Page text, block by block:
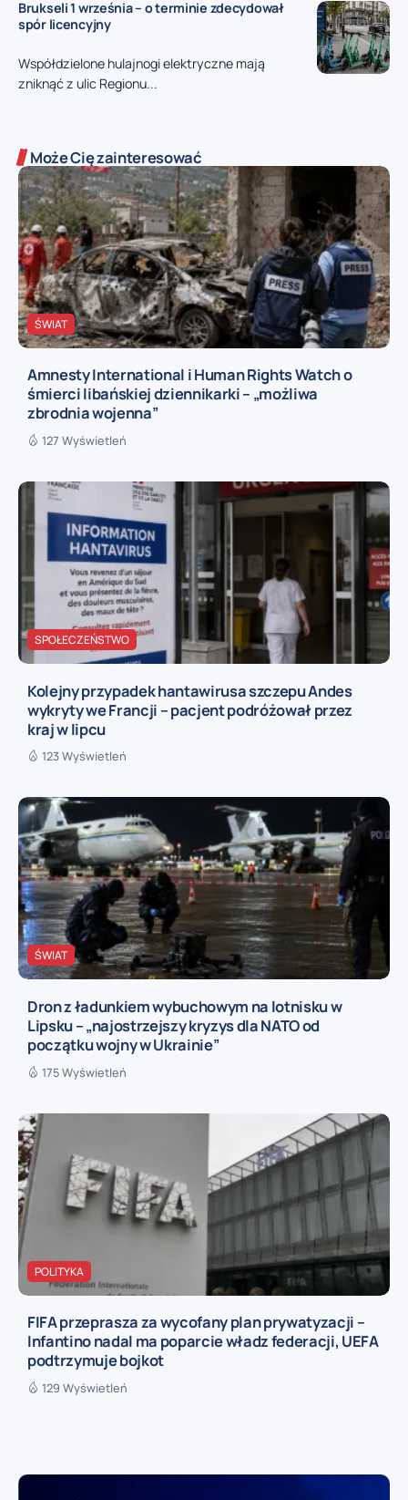
Brukseli 1 września – o terminie zdecydował
spór licencyjny
Współdzielone hulajnogi elektryczne mają
zniknąć z ulic Regionu...
Może Cię zainteresować
ŚWIAT
Amnesty International i Human Rights Watch o
śmierci libańskiej dziennikarki – „możliwa
zbrodnia wojenna”
127 Wyświetleń
SPOŁECZEŃSTWO
Kolejny przypadek hantawirusa szczepu Andes
wykryty we Francji – pacjent podróżował przez
kraj w lipcu
123 Wyświetleń
ŚWIAT
Dron z ładunkiem wybuchowym na lotnisku w
Lipsku – „najostrzejszy kryzys dla NATO od
początku wojny w Ukrainie”
175 Wyświetleń
POLITYKA
FIFA przeprasza za wycofany plan prywatyzacji –
Infantino nadal ma poparcie władz federacji, UEFA
podtrzymuje bojkot
129 Wyświetleń